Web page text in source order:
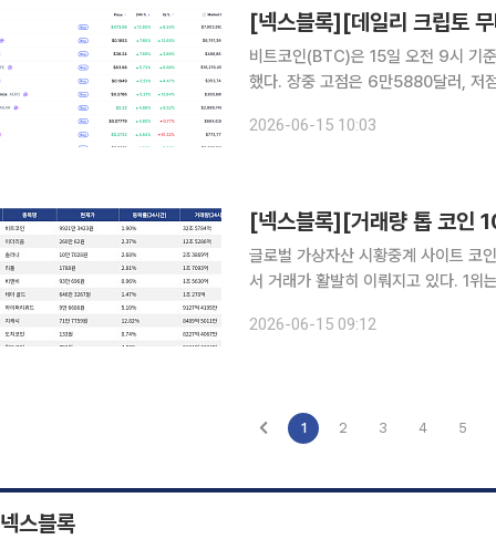
비트코인(BTC)은 15일 오전 9시 기
했다. 장중 고점은 6만5880달러, 저
를 보였다. 프라이버시 코인 지캐
2026-06-15 10:03
글로벌 가상자산 시황중계 사이트 코
서 거래가 활발히 이뤄지고 있다. 1위는 비트코인(BTC)으로, 24시간 동안 1.90% 상승했으며 7일
1.98% 상승했다. 3위는 솔라나
2026-06-15 09:12
1 2 3 4 5
넥스블록